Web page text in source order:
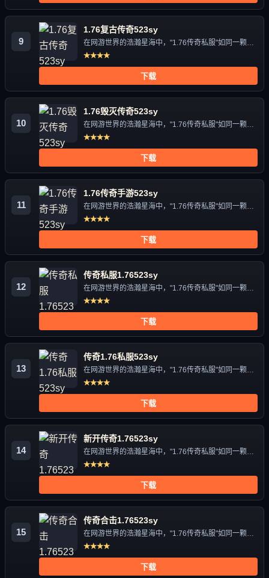
9
1.76复古传奇523sy
在网游世界的浩瀚星海中，"1.76传奇私服"如同一颗独
特的星辰，...
★★★★
下载
10
1.76毁灭传奇523sy
在网游世界的浩瀚星海中，"1.76传奇私服"如同一颗独
特的星辰，...
★★★★
下载
11
1.76传奇手游523sy
在网游世界的浩瀚星海中，"1.76传奇私服"如同一颗独
特的星辰，...
★★★★
下载
12
传奇私服1.76523sy
在网游世界的浩瀚星海中，"1.76传奇私服"如同一颗独
特的星辰，...
★★★★
下载
13
传奇1.76私服523sy
在网游世界的浩瀚星海中，"1.76传奇私服"如同一颗独
特的星辰，...
★★★★
下载
14
新开传奇1.76523sy
在网游世界的浩瀚星海中，"1.76传奇私服"如同一颗独
特的星辰，...
★★★★
下载
15
传奇合击1.76523sy
在网游世界的浩瀚星海中，"1.76传奇私服"如同一颗独
特的星辰，...
★★★★
下载